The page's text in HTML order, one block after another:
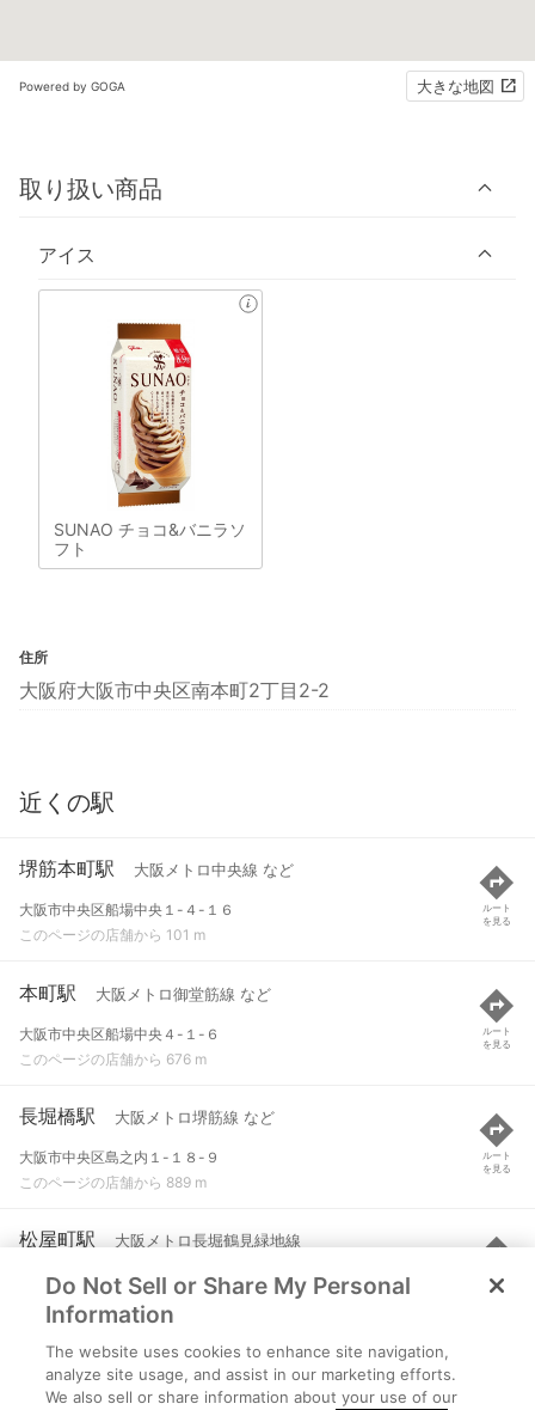
Powered by GOGA 大きな地図
取り扱い商品
アイス
SUNAO チョコ&バニラソ
フト
住所
大阪府大阪市中央区南本町2丁目2-2
近くの駅
堺筋本町駅 大阪メトロ中央線 など
大阪市中央区船場中央１-４-１６
このページの店舗から 101 m
ルート
を見る
本町駅 大阪メトロ御堂筋線 など
大阪市中央区船場中央４-１-６
このページの店舗から 676 m
ルート
を見る
長堀橋駅 大阪メトロ堺筋線 など
大阪市中央区島之内１-１８-９
このページの店舗から 889 m
ルート
を見る
松屋町駅 大阪メトロ長堀鶴見緑地線
大阪市中央区松屋町３-２７
このページの店舗から 975 m
ルート
を見る
北浜駅 大阪メトロ堺筋線
大阪市中央区北浜１-８-１６
Do Not Sell or Share My Personal
Information
The website uses cookies to enhance site navigation,
analyze site usage, and assist in our marketing efforts.
We also sell or share information about your use of our